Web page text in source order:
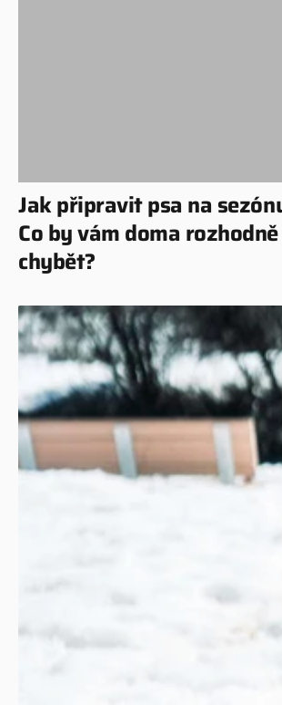
Jak připravit psa na
Co by vám doma
chybět?